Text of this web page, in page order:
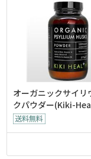
オーガニックサイリ
クパウダー(Kiki-